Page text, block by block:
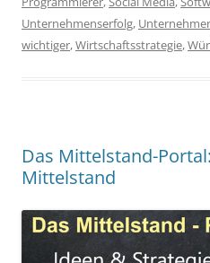
Unternehmenserfolg, Unternehmer
wichtiger,Wirtschaftsstrategie,
Das Mittelstand-
Mittelstand